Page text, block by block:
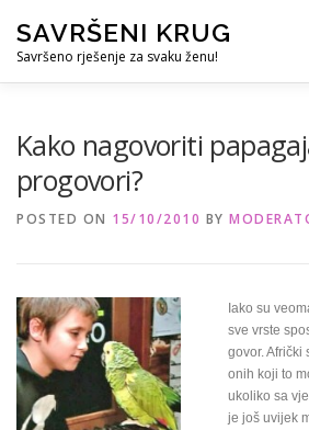
content
SAVRŠENI KRUG
Savršeno rješenje za svaku ženu!
Kako nagovoriti
progovori?
POSTED ON 15/10/2010 BY
Iako su
sve vrste
govor. Afrički
onih koji to
ukoliko sa
je još uvijek